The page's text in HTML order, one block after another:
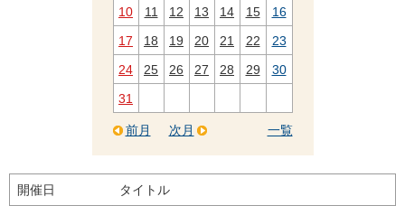
10
11 12 13 14 15
16
17
18 19 20 21 22
23
24
25 26 27 28 29
30
31
前月 一覧
次月
開催日 タイトル